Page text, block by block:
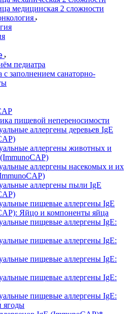
медицинская 2 сложности
педиатра
с заполнением санаторно-
пищевой непереносимости
аллергены деревьев IgE
аллергены животных и
аллергены насекомых и их
аллергены пыли IgE
пищевые аллергены IgE
Яйцо и компоненты яйца
пищевые аллергены IgE:
пищевые аллергены IgE:
пищевые аллергены IgE:
пищевые аллергены IgE:
пищевые аллергены IgE:
ягоды